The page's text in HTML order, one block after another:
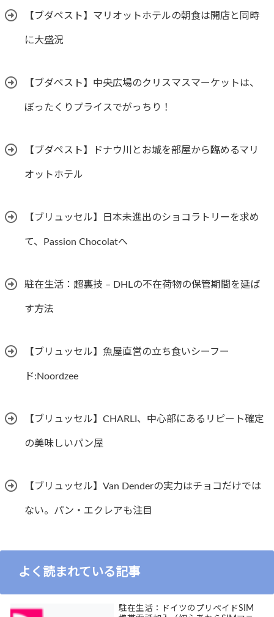
【ブダペスト】マリオットホテルの朝食は開店と同時
に大盛況
【ブダペスト】中央広場のクリスマスマーケットは、
ぼったくりプライスでがっちり！
【ブダペスト】ドナウ川とお城を部屋から臨めるマリ
オットホテル
【ブリュッセル】日本未進出のショコラトリーを求め
て、Passion Chocolatへ
駐在生活：超裏技 – DHLの不在荷物の保管期間を延ば
す方法
【ブリュッセル】魚屋直営の立ち食いシーフー
ド:Noordzee
【ブリュッセル】CHARLI、中心部にあるリピート確定
の美味しいパン屋
【ブリュッセル】Van Denderの実力はチョコだけでは
ない。パン・エクレアも注目
よく読まれている記事
駐在生活：ドイツのプリペイドSIM